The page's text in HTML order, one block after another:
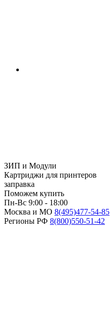
ЗИП и Модули
Картриджи для принтеров
заправка
Поможем купить
Пн-Вс 9:00 - 18:00
Москва и МО 8(495)477-54-85
Регионы РФ 8(800)550-51-42